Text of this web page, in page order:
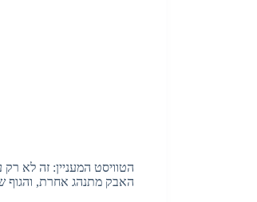
הטוויסט המעניין: זה לא
האבק מתנהג אחרת, והגוף